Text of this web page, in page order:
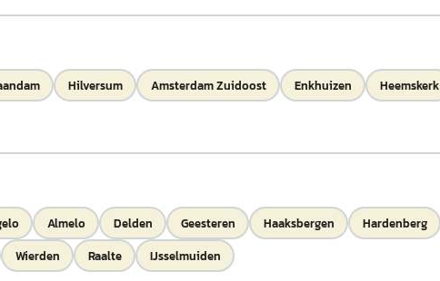
Hilversum Amsterdam Zuidoost Enkhuizen Heemskerk
Almelo Delden Geesteren Haaksbergen Hardenberg
Wierden Raalte IJsselmuiden